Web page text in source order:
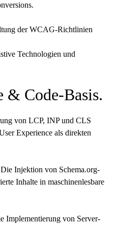
der WCAG-Richtlinien
Technologien und
& Code-Basis.
von LCP, INP und CLS
Experience als direkten
Die Injektion von Schema.org-
Inhalte in maschinenlesbare
Implementierung von Server-